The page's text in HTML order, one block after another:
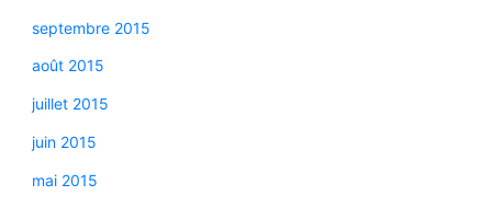
septembre 2015
août 2015
juillet 2015
juin 2015
mai 2015